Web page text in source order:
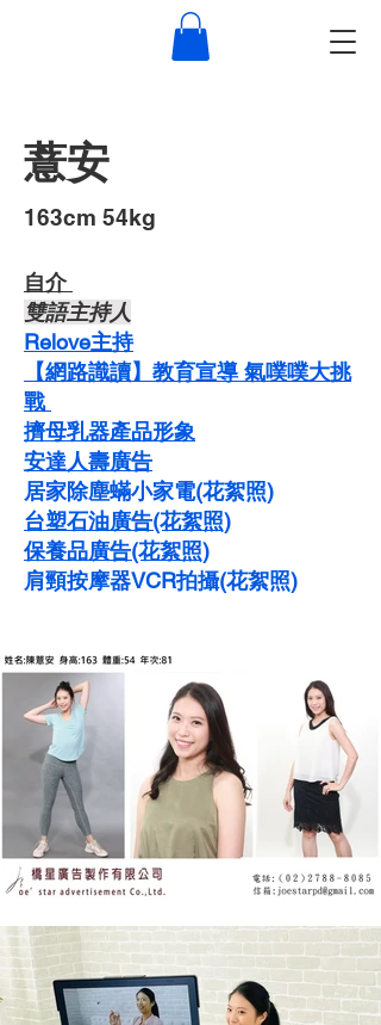
薏安
​163cm 54kg
自介 ​
​雙語主持人
Relove主持
【網路識讀】教育宣導 氣噗噗大挑
戰
​擠母乳器產品形象
​安達人壽廣告
居家除塵蟎小家電(花絮照)
​台塑石油廣告(花絮照)
保養品廣告(花絮照)
肩頸按摩器VCR拍攝(花絮照)